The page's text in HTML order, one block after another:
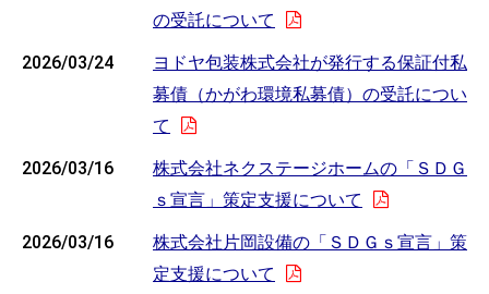
の受託について
2026/03/24
ヨドヤ包装株式会社が発行する保証付私
募債（かがわ環境私募債）の受託につい
て
2026/03/16
株式会社ネクステージホームの「ＳＤＧ
ｓ宣言」策定支援について
2026/03/16
株式会社片岡設備の「ＳＤＧｓ宣言」策
定支援について